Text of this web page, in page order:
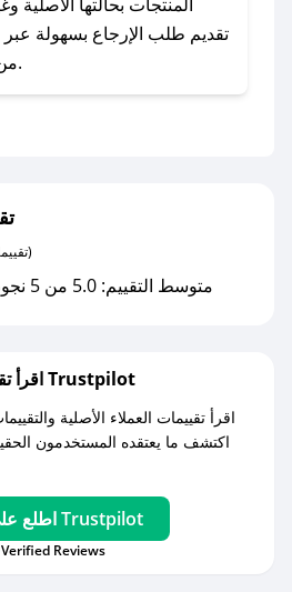
مع صحصح، تسوق بذكاء ووفّر
تقديم طلب الإرجاع بسهولة عبر
من خلال خدمة العملاء.
(0 تقييمات)
متوسط التقييم: 5.0 من 5 نجوم بواسطة 0 مستخدمين
اقرأ تقييمات واراء العملاء على Trustpilot
اقرأ تقييمات العملاء الأصلية
اكتشف ما يعتقده المستخدمون
اطلع على آراء عملائنا على Trustpilot
Verified Reviews